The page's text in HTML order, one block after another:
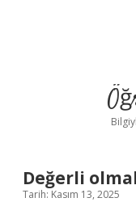
Değerli
Tarih: Kasım 13, 2025